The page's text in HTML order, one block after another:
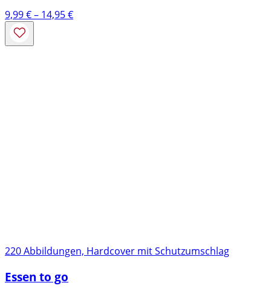
9,99€– 14,95€Preisspanne:
220 Abbildungen, Hardcover mit Schutzumschlag
Essen to go